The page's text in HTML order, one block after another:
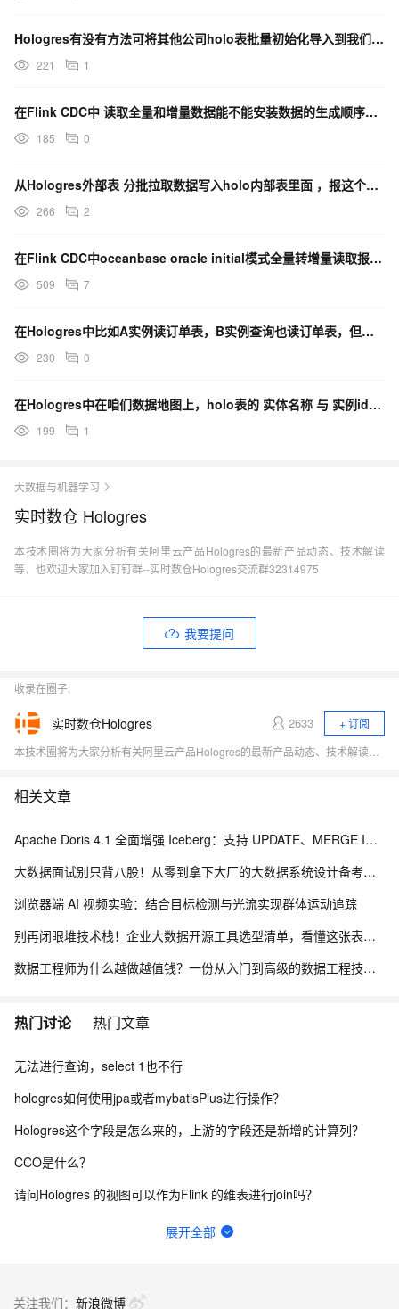
Hologres有没有方法可将其他公司holo表批量初始化导入到我们公司的maxcomputer上？
221 1
在Flink CDC中 读取全量和增量数据能不能安装数据的生成顺序输出？
185 0
从Hologres外部表 分批拉取数据写入holo内部表里面 ，报这个错误 ，怎么解决？
266 2
在Flink CDC中oceanbase oracle initial模式全量转增量读取报错怎么办？
509 7
在Hologres中比如A实例读订单表，B实例查询也读订单表，但是数据量较大，IO会有瓶颈吗？
230 0
在Hologres中在咱们数据地图上，holo表的 实体名称 与 实例id的映射关系是什么？
199 1
大数据与机器学习
实时数仓 Hologres
本技术圈将为大家分析有关阿里云产品Hologres的最新产品动态、技术解读
等，也欢迎大家加入钉钉群--实时数仓Hologres交流群32314975
我要提问
收录在圈子:
实时数仓Hologres 2633
+ 订阅
相关文章
Apache Doris 4.1 全面增强 Iceberg：支持 UPDATE、MERGE INTO 与 Iceberg V3
大数据面试别只背八股！从零到拿下大厂的大数据系统设计备考路线
浏览器端 AI 视频实验：结合目标检测与光流实现群体运动追踪
别再闭眼堆技术栈！企业大数据开源工具选型清单，看懂这张表少走3年弯路
数据工程师为什么越做越值钱？一份从入门到高级的数据工程技能树、项目实战与简历升级指南
热门讨论 热门文章
无法进行查询，select 1也不行
hologres如何使用jpa或者mybatisPlus进行操作？
Hologres这个字段是怎么来的，上游的字段还是新增的计算列？
CCO是什么？
请问Hologres 的视图可以作为Flink 的维表进行join吗？
Hologres holo报日期转换超限 怎么处理?
Hologres存储是按量计费吗？
展开全部
关注我们： 新浪微博